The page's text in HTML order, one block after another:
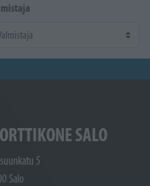
SALO
5
Salo